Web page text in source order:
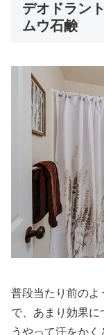
デオドラン
ムウ石鹸
普段当たり前のよ
で、あまり効果に
うやって汗をか